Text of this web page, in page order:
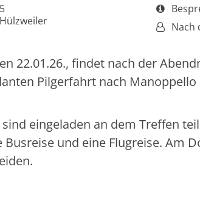
Art bzw.
Von:Nach
22.01.26., findet nach der
Pilgerfahrt nach Manoppello
eingeladen an dem Treffen
Busreise und eine Flugreise. Am